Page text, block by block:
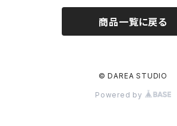
商品一覧に戻る
© DAREA STUDIO
Powered by